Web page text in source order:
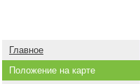
Главное
Положение на карте